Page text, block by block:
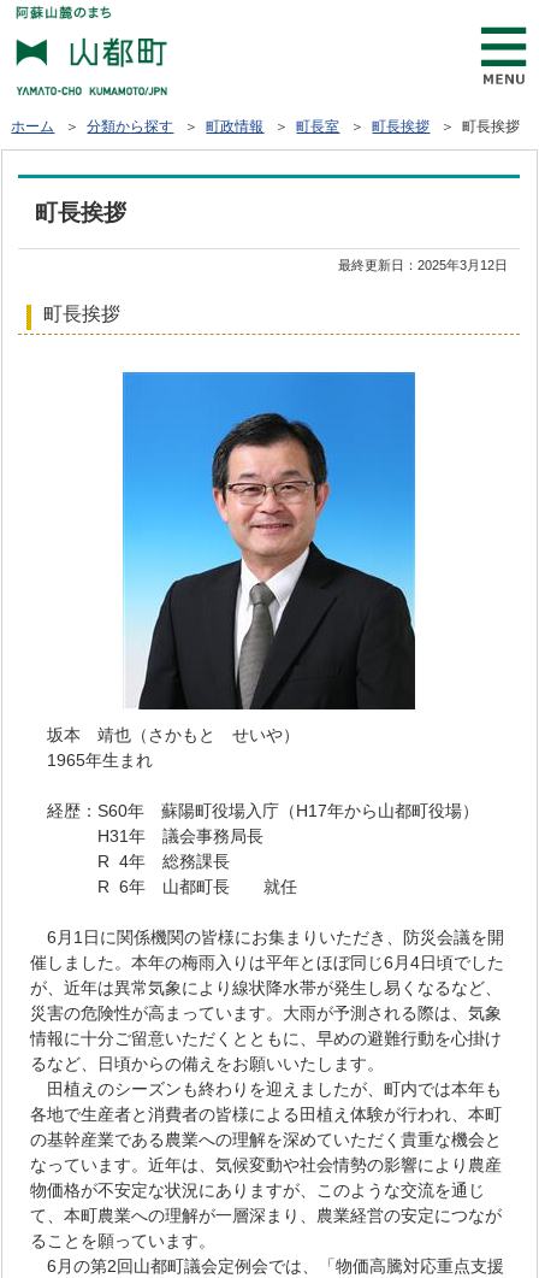
ホーム ＞分類から探す ＞町政情報 ＞町長室 ＞町長挨拶 ＞ 町長挨拶
町長挨拶
最終更新日：2025年3月12日
町長挨拶
坂本 靖也（さかもと せいや）
1965年生まれ
経歴：S60年 蘇陽町役場入庁（H17年から山都町役場）
H31年 議会事務局長
R 4年 総務課長
R 6年 山都町長 就任
6月1日に関係機関の皆様にお集まりいただき、防災会議を開
催しました。本年の梅雨入りは平年とほぼ同じ6月4日頃でした
が、近年は異常気象により線状降水帯が発生し易くなるなど、
災害の危険性が高まっています。大雨が予測される際は、気象
情報に十分ご留意いただくとともに、早めの避難行動を心掛け
るなど、日頃からの備えをお願いいたします。
田植えのシーズンも終わりを迎えましたが、町内では本年も
各地で生産者と消費者の皆様による田植え体験が行われ、本町
の基幹産業である農業への理解を深めていただく貴重な機会と
なっています。近年は、気候変動や社会情勢の影響により農産
物価格が不安定な状況にありますが、このような交流を通じ
て、本町農業への理解が一層深まり、農業経営の安定につなが
ることを願っています。
6月の第2回山都町議会定例会では、「物価高騰対応重点支援